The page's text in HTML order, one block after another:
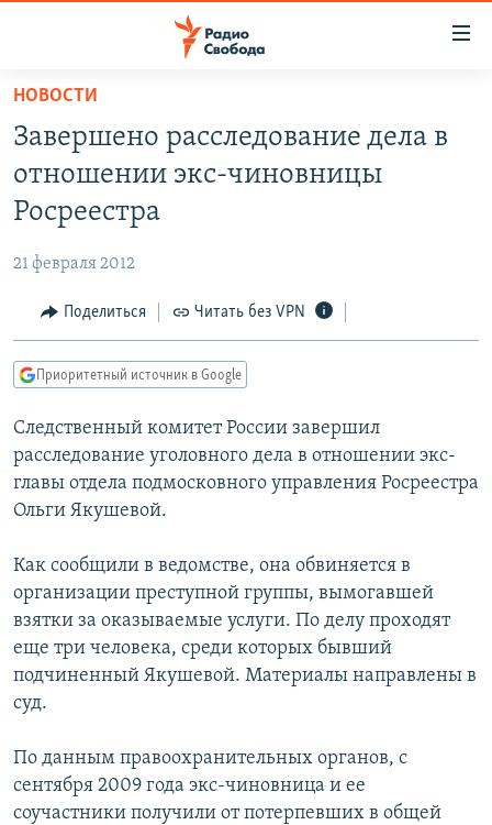
упрощенного
доступа
основному
Вернутся
Вернутся
поиску
ПОДКАСТЫ
АВТОРСКИЕ ПРОЕКТЫ
МНЕНИЯ
КУЛЬТУРА
КАВКАЗ.РЕАЛИИ
СЕВЕР.РЕАЛИИ
СИБИРЬ.РЕАЛИИ
РАСПИСАНИЕ ВЕЩАНИЯ
ПОДПИШИТЕСЬ НА РАССЫЛКУ
Все сайты РСЕ/РС
НОВОСТИ
Завершено расследование дела в
отношении экс-чиновницы
Росреестра
21 февраля 2012
Поделиться Читать без VPN
Приоритетный источник в Google
Следственный комитет России завершил
расследование уголовного дела в отношении экс-
главы отдела подмосковного управления Росреестра
Ольги Якушевой.
Как сообщили в ведомстве, она обвиняется в
организации преступной группы, вымогавшей
взятки за оказываемые услуги. По делу проходят
еще три человека, среди которых бывший
подчиненный Якушевой. Материалы направлены в
суд.
По данным правоохранительных органов, с
сентября 2009 года экс-чиновница и ее
соучастники получили от потерпевших в общей